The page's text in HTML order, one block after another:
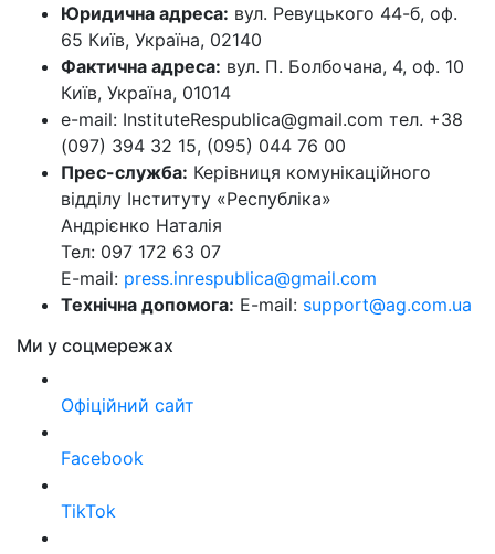
Юридична адреса: вул. Ревуцького 44-б, оф.
65 Київ, Україна, 02140
Фактична адреса: вул. П. Болбочана, 4, оф. 10
Київ, Україна, 01014
e-mail: InstituteRespublica@gmail.com тел. +38
(097) 394 32 15, (095) 044 76 00
Прес-служба: Керівниця комунікаційного
відділу Інституту «Республіка»
Андрієнко Наталія
Тел: 097 172 63 07
E-mail: press.inrespublica@gmail.com
Технічна допомога: E-mail: support@ag.com.ua
Ми у соцмережах
Офіційний сайт
Facebook
TikTok